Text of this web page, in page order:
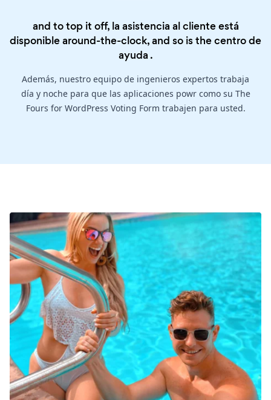
and to top it off, la asistencia al cliente está
disponible around-the-clock, and so is thecentro de
ayuda .
Además, nuestro equipo de ingenieros expertos trabaja
día y noche para que las aplicaciones powr como su The
Fours for WordPress Voting Form trabajen para usted.